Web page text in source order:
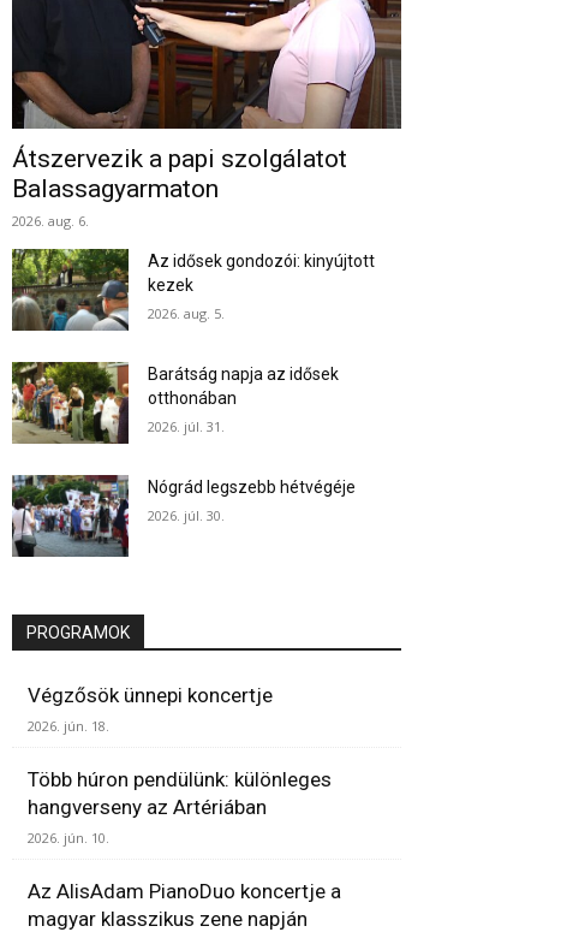
Átszervezik a papi szolgálatot
Balassagyarmaton
2026. aug. 6.
Az idősek gondozói: kinyújtott
kezek
2026. aug. 5.
Barátság napja az idősek
otthonában
2026. júl. 31.
Nógrád legszebb hétvégéje
2026. júl. 30.
PROGRAMOK
Végzősök ünnepi koncertje
2026. jún. 18.
Több húron pendülünk: különleges
hangverseny az Artériában
2026. jún. 10.
Az AlisAdam PianoDuo koncertje a
magyar klasszikus zene napján